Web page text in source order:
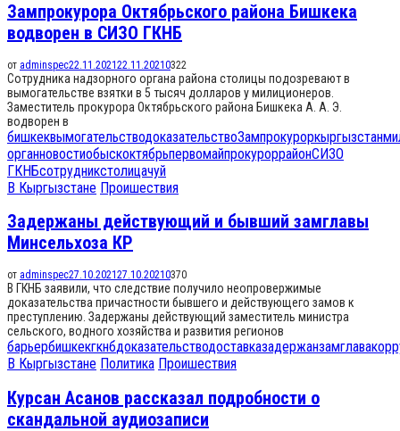
Зампрокурора Октябрьского района Бишкека
водворен в СИЗО ГКНБ
от adminspec22.11.202122.11.20210322
Сотрудника надзорного органа района столицы подозревают в
вымогательстве взятки в 5 тысяч долларов у милиционеров.
Заместитель прокурора Октябрьского района Бишкека А. А. Э.
водворен в
бишкеквымогательстводоказательствоЗампрокуроркыргызстан
органновостиобыскоктябрьпервомайпрокуроррайонСИЗО
ГКНБсотрудникстолицачуй
В Кыргызстане Проишествия
Задержаны действующий и бывший замглавы
Минсельхоза КР
от adminspec27.10.202127.10.20210370
В ГКНБ заявили, что следствие получило неопровержимые
доказательства причастности бывшего и действующего замов к
преступлению. Задержаны действующий заместитель министра
сельского, водного хозяйства и развития регионов
барьербишкекгкнбдоказательстводоставказадержанзамглава
В Кыргызстане Политика Проишествия
Курсан Асанов рассказал подробности о
скандальной аудиозаписи